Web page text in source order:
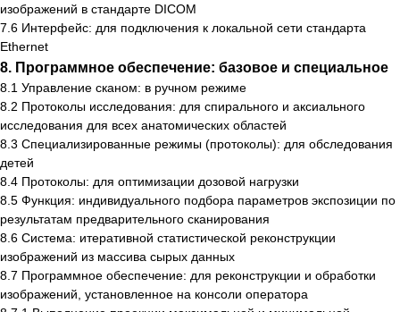
изображений в стандарте DICOM
7.6 Интерфейс: для подключения к локальной сети стандарта
Ethernet
8. Программное обеспечение: базовое и специальное
8.1 Управление сканом: в ручном режиме
8.2 Протоколы исследования: для спирального и аксиального
исследования для всех анатомических областей
8.3 Специализированные режимы (протоколы): для обследования
детей
8.4 Протоколы: для оптимизации дозовой нагрузки
8.5 Функция: индивидуального подбора параметров экспозиции по
результатам предварительного сканирования
8.6 Система: итеративной статистической реконструкции
изображений из массива сырых данных
8.7 Программное обеспечение: для реконструкции и обработки
изображений, установленное на консоли оператора